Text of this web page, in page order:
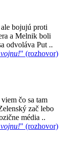
bojujú proti
a Melnik boli
odvoláva Put ..
" (rozhovor)
čo sa tam
zač lebo
média ..
" (rozhovor)